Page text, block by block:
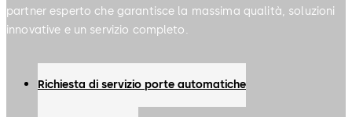
partner esperto che garantisce la massima qualità, soluzioni
innovative e un servizio completo.
Richiesta di servizio porte automatiche